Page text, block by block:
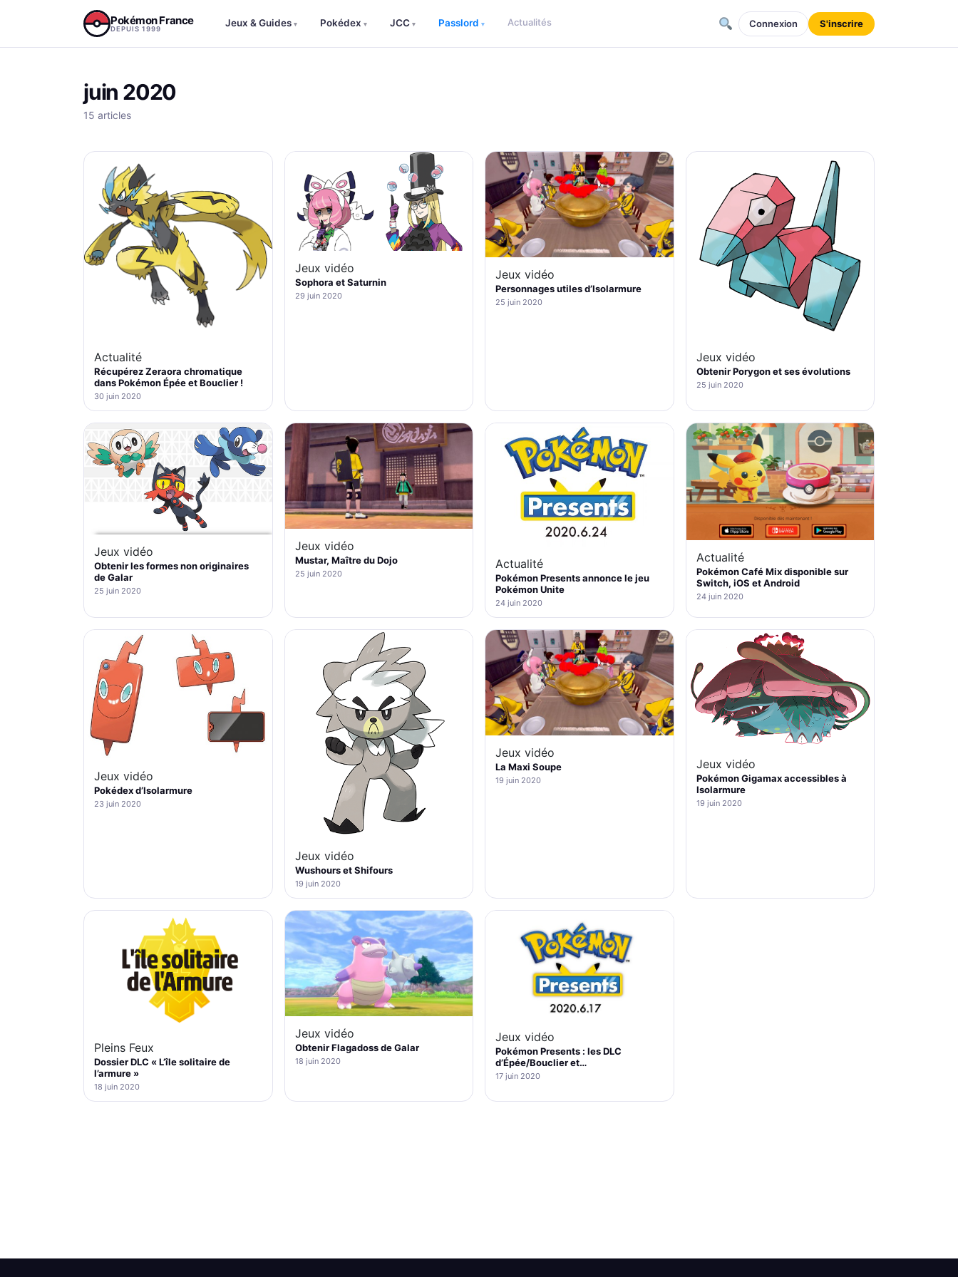
Pokémon France
DEPUIS 1999
Jeux & Guides ▾ Pokédex ▾ JCC ▾ Passlord ▾ Actualités Connexion S'inscrire
juin 2020
15 articles
Actualité
Récupérez Zeraora chromatique
dans Pokémon Épée et Bouclier !
30 juin 2020
Jeux vidéo
Sophora et Saturnin
29 juin 2020
Jeux vidéo
Personnages utiles d’Isolarmure
25 juin 2020
Jeux vidéo
Obtenir Porygon et ses évolutions
25 juin 2020
Jeux vidéo
Obtenir les formes non originaires
de Galar
25 juin 2020
Jeux vidéo
Mustar, Maître du Dojo
25 juin 2020
Actualité
Pokémon Presents annonce le jeu
Pokémon Unite
24 juin 2020
Actualité
Pokémon Café Mix disponible sur
Switch, iOS et Android
24 juin 2020
Jeux vidéo
Pokédex d’Isolarmure
23 juin 2020
Jeux vidéo
Wushours et Shifours
19 juin 2020
Jeux vidéo
La Maxi Soupe
19 juin 2020
Jeux vidéo
Pokémon Gigamax accessibles à
Isolarmure
19 juin 2020
Pleins Feux
Dossier DLC « L’île solitaire de
l’armure »
18 juin 2020
Jeux vidéo
Obtenir Flagadoss de Galar
18 juin 2020
Jeux vidéo
Pokémon Presents : les DLC
d’Épée/Bouclier et…
17 juin 2020